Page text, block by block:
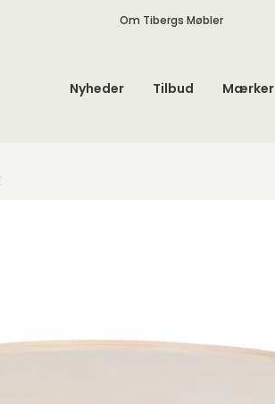
Om Tibergs Møbler
Nyheder Tilbud Mærker